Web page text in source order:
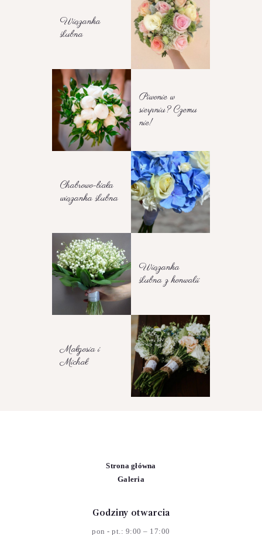
Wiązanka
ślubna
Piwonie w
sierpniu? Czemu
nie!
Chabrowo-biała
wiązanka ślubna
Wiązanka
ślubna z konwalii
Małgosia i
Michał
Strona główna
Galeria
Godziny otwarcia
pon - pt.: 9:00 – 17:00